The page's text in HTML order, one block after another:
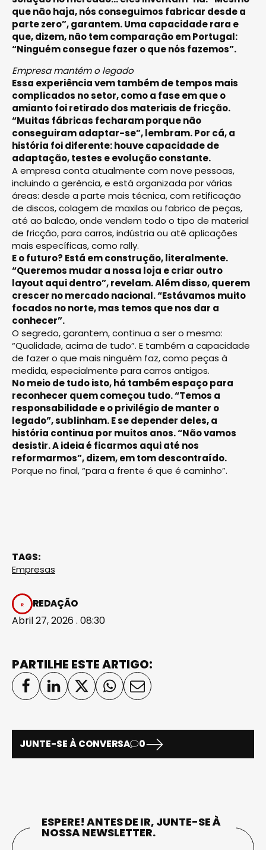
que não haja, nós conseguimos fabricar desde a
parte zero”, garantem. Uma capacidade rara e
que, dizem, não tem comparação em Portugal:
“Ninguém consegue fazer o que nós fazemos”.
Empresa mantém o legado
Essa experiência vem também de tempos mais
complicados no setor, como a fase em que o
amianto foi retirado dos materiais de fricção.
“Muitas fábricas fecharam porque não
conseguiram adaptar-se”, lembram. Por cá, a
história foi diferente: houve capacidade de
adaptação, testes e evolução constante.
A empresa conta atualmente com nove pessoas,
incluindo a gerência, e está organizada por várias
áreas: desde a parte mais técnica, com retificação
de discos, colagem de maxilas ou fabrico de peças,
até ao balcão, onde vendem todo o tipo de material
de fricção, para carros, indústria ou até aplicações
mais específicas, como rally.
E o futuro? Está em construção, literalmente.
“Queremos mudar a nossa loja e criar outro
layout aqui dentro”, revelam. Além disso, querem
crescer no mercado nacional. “Estávamos muito
focados no norte, mas temos que nos dar a
conhecer”.
O segredo, garantem, continua a ser o mesmo:
“Qualidade, acima de tudo”. E também a capacidade
de fazer o que mais ninguém faz, como peças à
medida, especialmente para carros antigos.
No meio de tudo isto, há também espaço para
reconhecer quem começou tudo. “Temos a
responsabilidade e o privilégio de manter o
legado”, sublinham. E se depender deles, a
história continua por muitos anos. “Não vamos
desistir. A ideia é ficarmos aqui até nos
reformarmos”, dizem, em tom descontraído.
Porque no final, “para a frente é que é caminho”.
TAGS:
Empresas
REDAÇÃO
Abril 27, 2026 . 08:30
PARTILHE ESTE ARTIGO:
JUNTE-SE À CONVERSA 0
ESPERE! ANTES DE IR, JUNTE-SE À
NOSSA NEWSLETTER.